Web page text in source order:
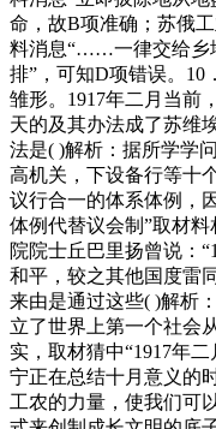
命，故B项准确；苏俄
料消息“……一律交给乡
排”，可知D项错误。10
雏形。1917年二月当前
天的及其办法成了苏维
法是( )解析：据所学学
高机关，下设备行等十
议行合一的体系体例，
体例代替议会制”取材
院院士丘巴里扬曾说：
和平，较之其他国度雷
来由是通过这些( )解析
立了世界上第一个社会
实，取材猜中“1917年
宁正在总结十月意义的
工农的力量，使我们可